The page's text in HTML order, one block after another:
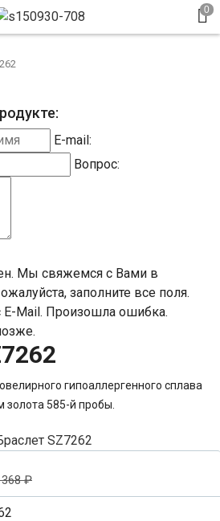
E-mail:
Вопрос:
Мы свяжемся с Вами в
заполните все поля.
Mail. Произошла ошибка.
гипоаллергенного сплава
585-й пробы.
368₽